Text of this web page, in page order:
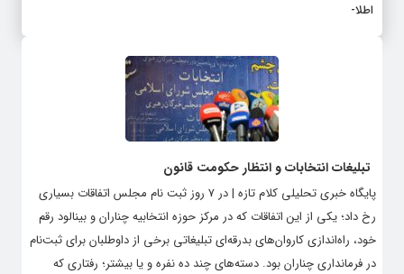
اطلاع‌رسان
تبلیغات انتخابات و انتظار حکومت قانون
پایگاه خبری تحلیلی کلام تازه | در 7 روز ثبت نام مجلس اتفاقات بسیاری
رخ داد؛ یکی از این اتفاقات که در مرکز حوزه انتخابیه چناران و بینالود رقم
خود، راه‌اندازی کاروان‌های بدرقه‌ای تبلیغاتی برخی از داوطلبان برای ثبت‌نام
در فرمانداری چناران بود. دسته‌های چند ده نفره و یا بیشتر؛ رفتاری که